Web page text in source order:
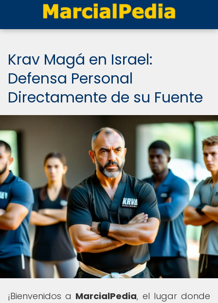
Krav Magá en Israel:
Defensa Personal
Directamente de su Fuente
¡Bienvenidos a MarcialPedia, el lugar donde